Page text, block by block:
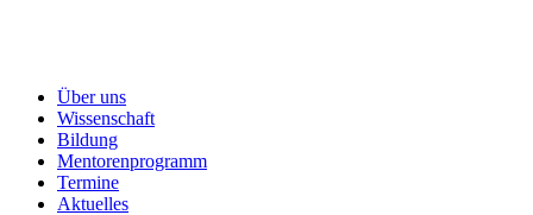
Über uns
Wissenschaft
Bildung
Mentorenprogramm
Termine
Aktuelles